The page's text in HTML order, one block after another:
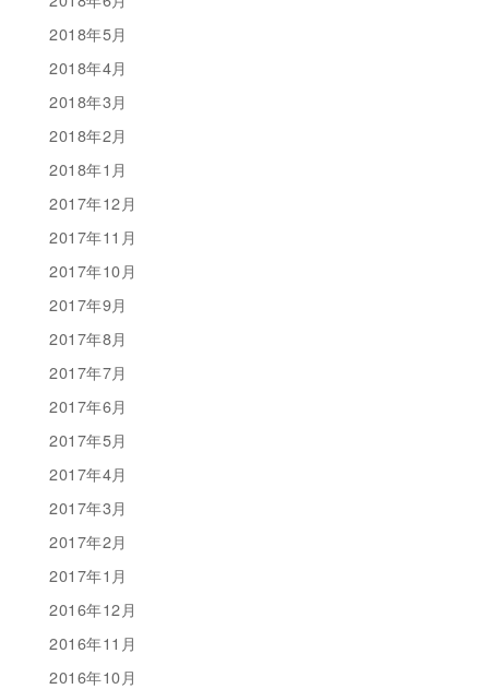
2018年5月
2018年4月
2018年3月
2018年2月
2018年1月
2017年12月
2017年11月
2017年10月
2017年9月
2017年8月
2017年7月
2017年6月
2017年5月
2017年4月
2017年3月
2017年2月
2017年1月
2016年12月
2016年11月
2016年10月